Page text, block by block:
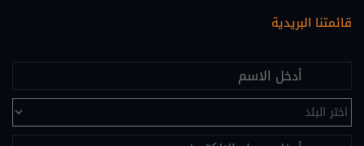
عقاري (30)
علم النفس (25)
تحكيم (24)
عقود دولية (24)
قائمتنا البريدية